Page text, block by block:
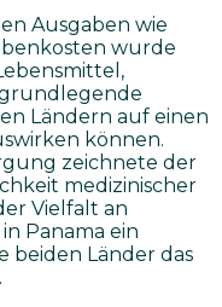
Ausgaben wie
wurde
Ländern auf einen
können.
zeichnete der
medizinischer
Vielfalt an
Panama ein
beiden Länder das